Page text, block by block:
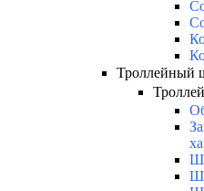
Троллейный